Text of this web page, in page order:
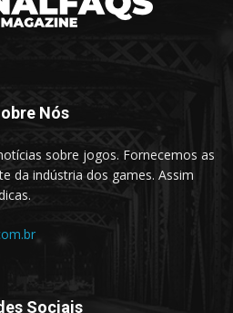
Nós
sobre jogos. Fornecemos as
da indústria dos games. Assim
Sociais